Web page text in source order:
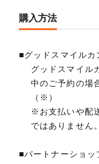
購入方法
■グッドスマイル
グッドスマイル
中のご予約の場
（※）
※お支払いや配
ではありません。
■パートナーショッ